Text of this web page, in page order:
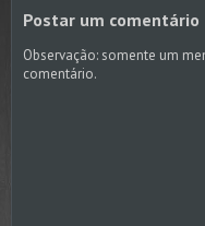
Postar um comentário
Observação: somente um
comentário.